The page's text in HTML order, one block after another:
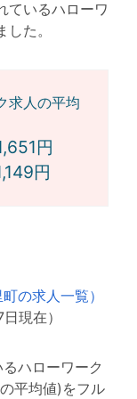
ているハローワ
た。
求人の平均
円
円
の求人一覧）
現在）
ハローワーク
平均値)をフル